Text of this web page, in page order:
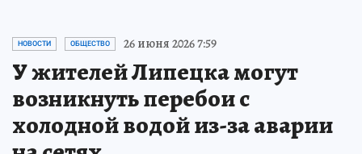
НОВОСТИ ОБЩЕСТВО 26 июня 2026 7:59
У жителей Липецка могут
возникнуть перебои с
холодной водой из-за аварии